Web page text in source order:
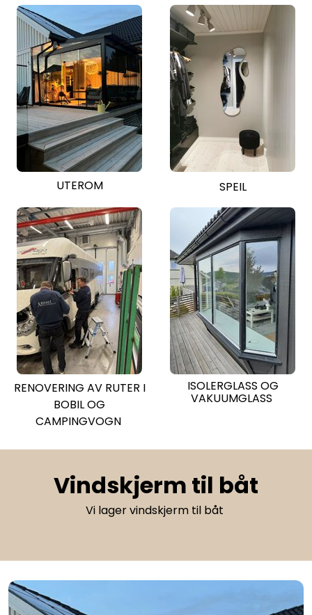
UTEROM SPEIL
RENOVERING AV RUTER I
BOBIL OG
CAMPINGVOGN
ISOLERGLASS OG
VAKUUMGLASS
Vindskjerm til båt
Vi lager vindskjerm til båt